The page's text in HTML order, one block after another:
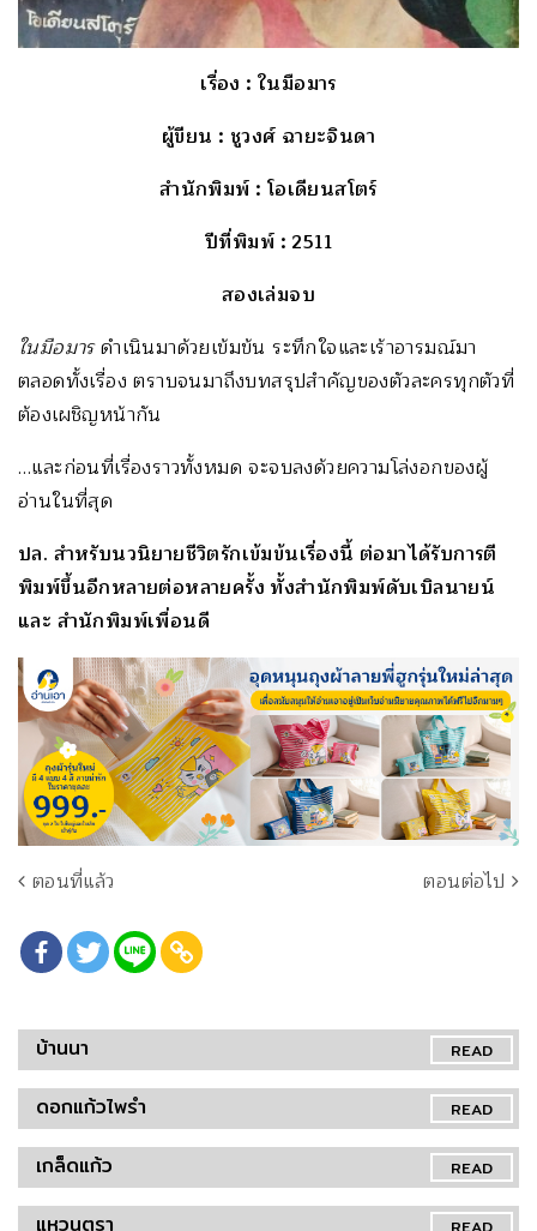
เรื่อง : ในมือมาร
ผู้ขียน : ชูวงศ์ ฉายะจินดา
สำนักพิมพ์ : โอเดียนสโตร์
ปีที่พิมพ์ : 2511
สองเล่มจบ
ในมือมารดำเนินมาด้วยเข้มข้น ระทึกใจและเร้าอารมณ์มา
ตลอดทั้งเรื่อง ตราบจนมาถึงบทสรุปสำคัญของตัวละครทุกตัวที่
ต้องเผชิญหน้ากัน
…และก่อนที่เรื่องราวทั้งหมด จะจบลงด้วยความโล่งอกของผู้
อ่านในที่สุด
ปล. สำหรับนวนิยายชีวิตรักเข้มข้นเรื่องนี้ ต่อมาได้รับการตี
พิมพ์ขึ้นอีกหลายต่อหลายครั้ง ทั้งสำนักพิมพ์ดับเบิลนายน์
และ สำนักพิมพ์เพื่อนดี
ตอนที่แล้ว ตอนต่อไป
READ
บ้านนา
READ
ดอกแก้วไพรำ
READ
เกล็ดแก้ว
แหวนตรา